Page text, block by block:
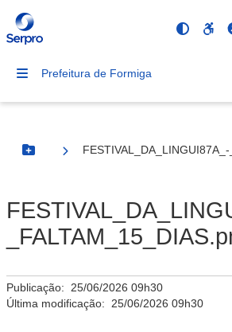
Prefeitura de Formiga
Botão Menu
Publicação: 25/06/2026 09h30
Última modificação: 25/06/2026 09h30